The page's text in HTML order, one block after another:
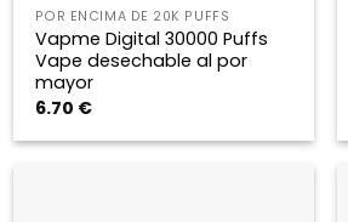
POR ENCIMA DE 20K PUFFS
Vapme Digital 30000 Puffs
Vape desechable al por
mayor
6.70 €